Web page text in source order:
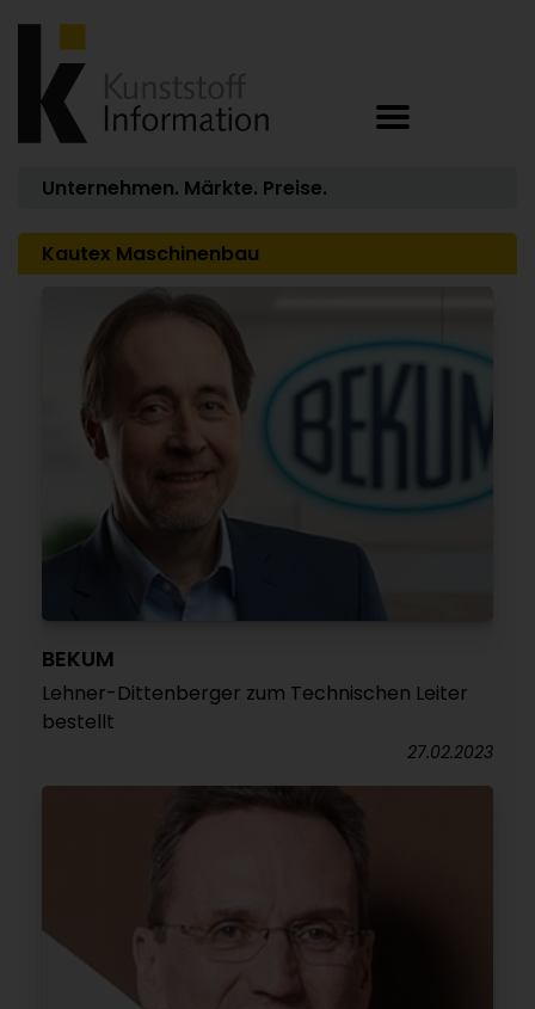
Unternehmen. Märkte. Preise.
Kautex Maschinenbau
BEKUM
Lehner-Dittenberger zum Technischen Leiter
bestellt
27.02.2023